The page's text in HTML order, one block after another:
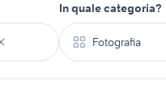
In quale categoria?
Fotografia